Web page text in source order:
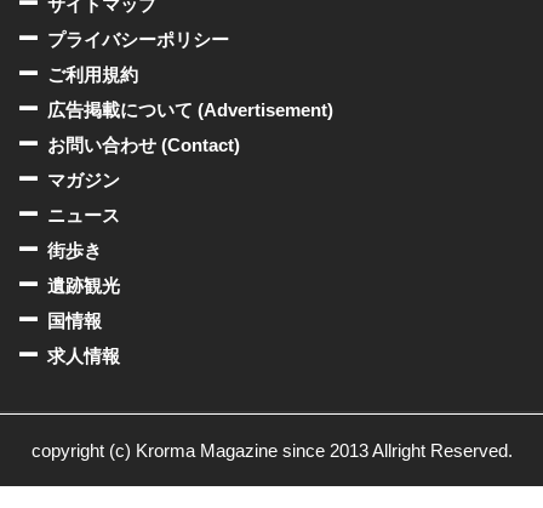
プライバシーポリシー
ご利用規約
広告掲載について (Advertisement)
お問い合わせ (Contact)
マガジン
ニュース
街歩き
遺跡観光
国情報
求人情報
copyright (c) Krorma Magazine since 2013 Allright Reserved.